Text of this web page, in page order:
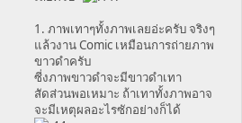
1. ภาพเทาๆทั้งภาพเลยอ่ะครับ จริงๆ
แล้วงาน Comic เหมือนการถ่ายภาพ
ขาวดำครับ
ซี่งภาพขาวดำจะมีขาวดำเทา
สัดส่วนพอเหมาะ ถ้าเทาทั้งภาพอาจ
จะมีเหตุผลอะไรซักอย่างก็ได้